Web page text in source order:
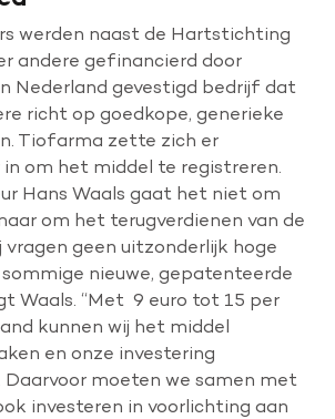
werden naast de Hartstichting
andere gefinancierd door
Nederland gevestigd bedrijf dat
richt op goedkope, generieke
Tiofarma zette zich er
in om het middel te registreren.
Hans Waals gaat het niet om
om het terugverdienen van de
vragen geen uitzonderlijk hoge
nieuwe, gepatenteerde
Waals. “Met 9 euro tot 15 per
kunnen wij het middel
en onze investering
Daarvoor moeten we samen met
investeren in voorlichting aan